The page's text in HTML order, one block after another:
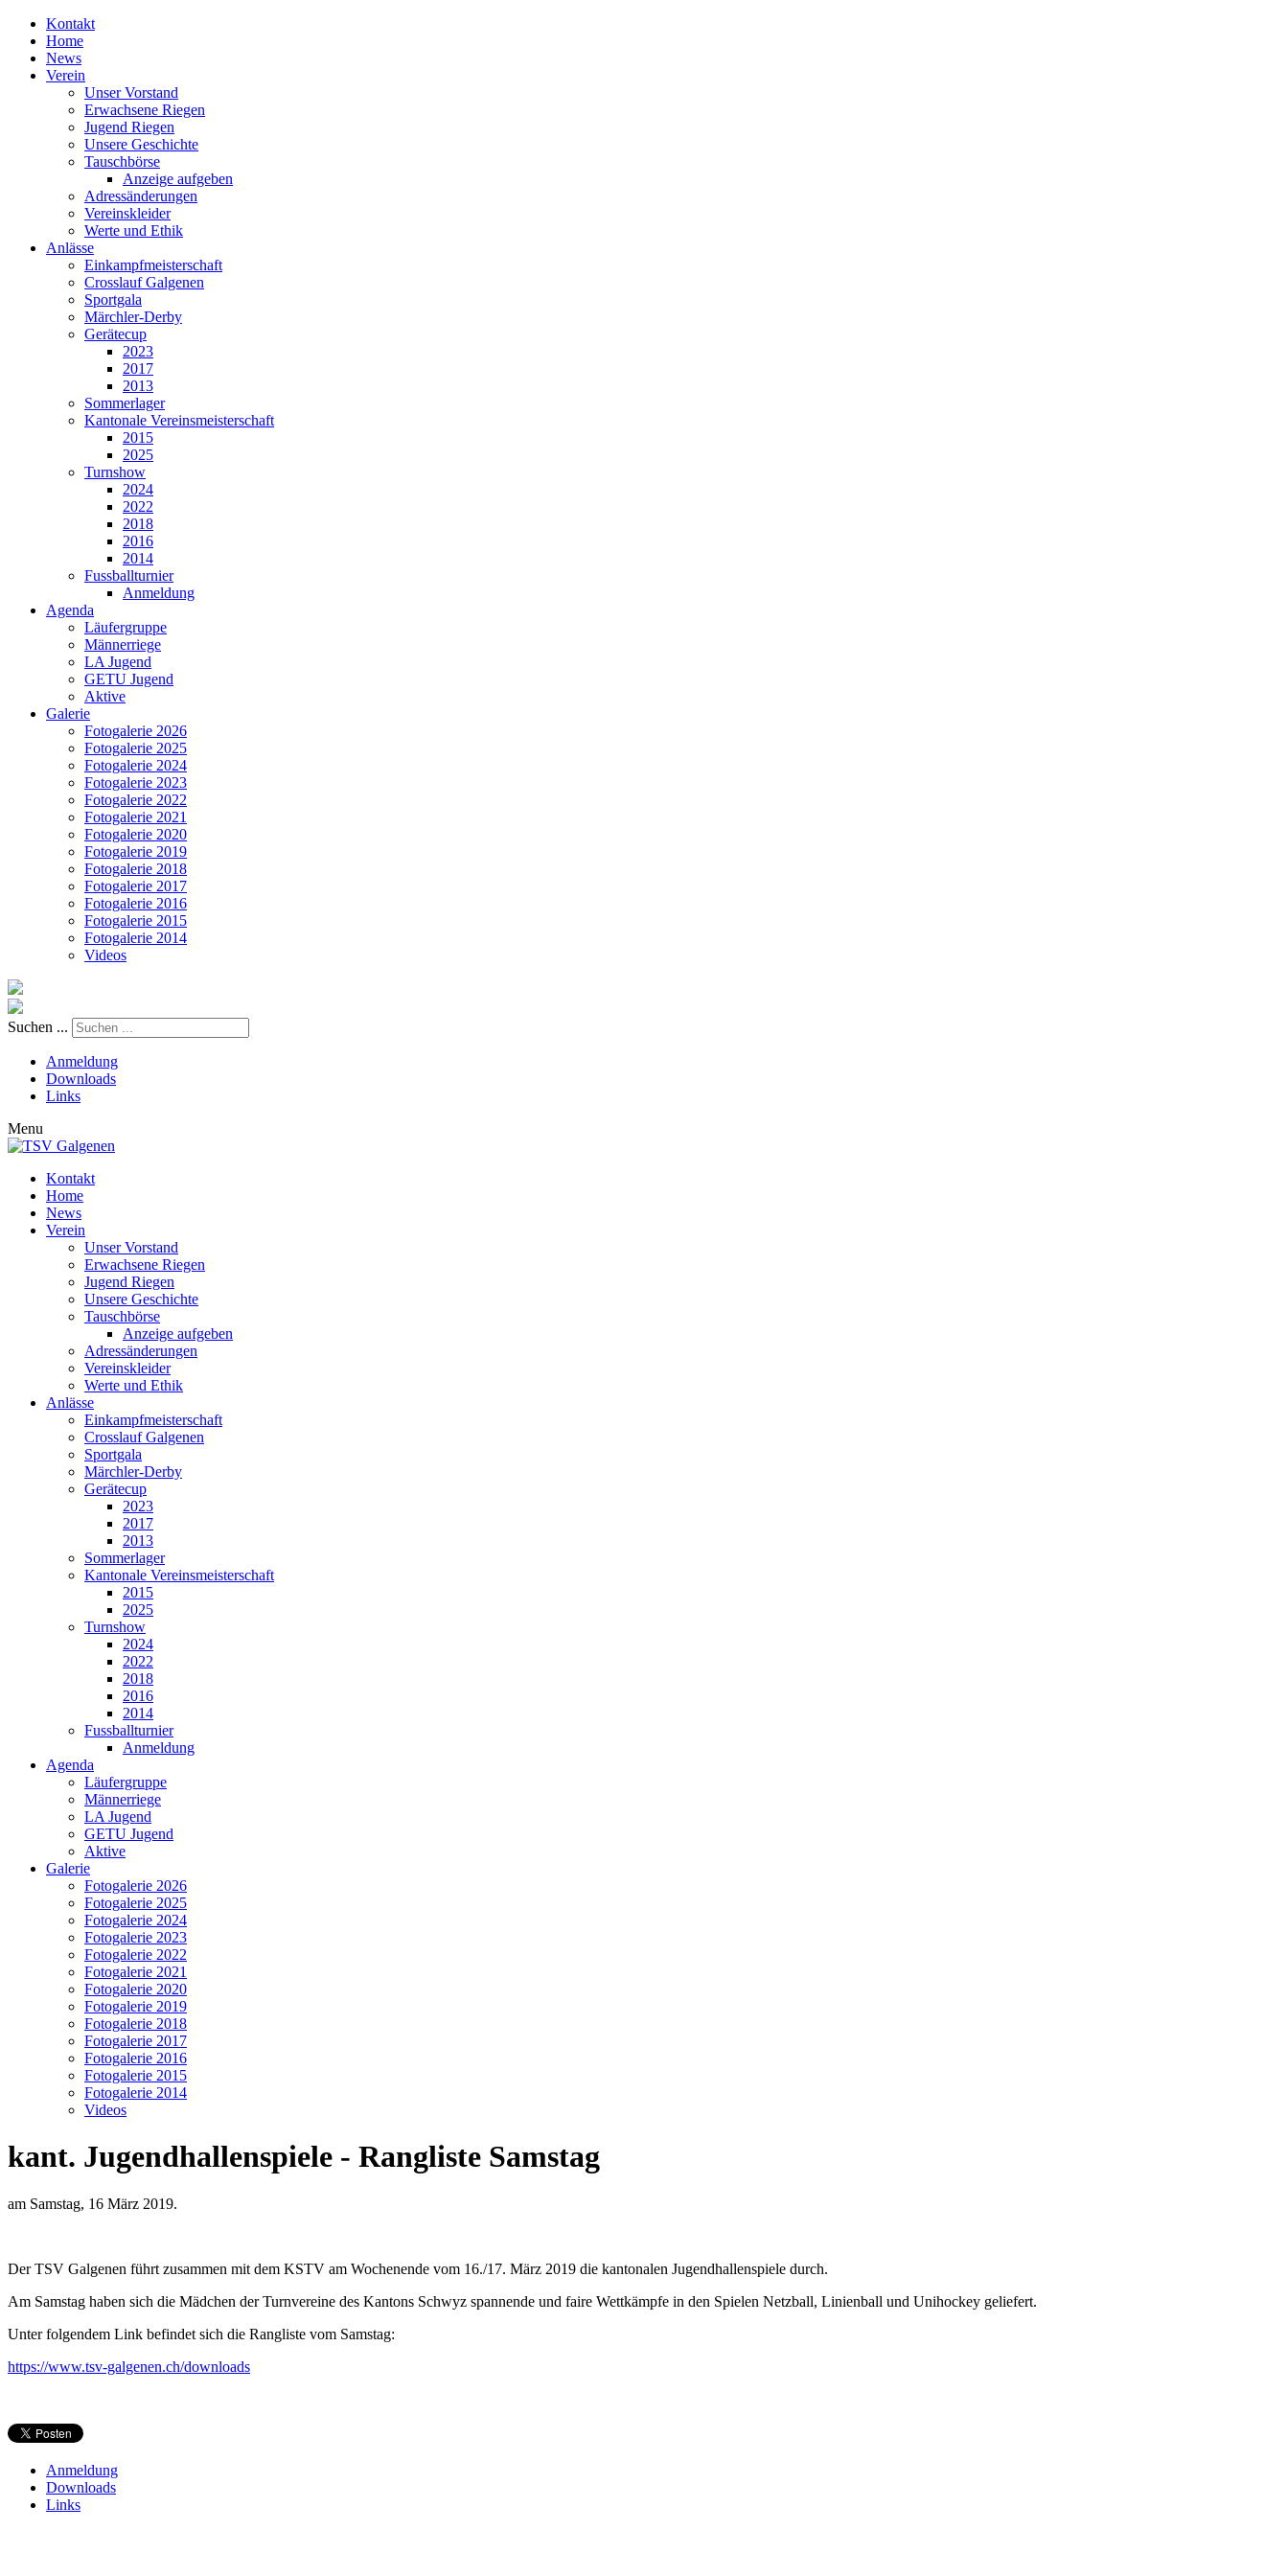
Kontakt
Home
News
Verein
Unser Vorstand
Erwachsene Riegen
Jugend Riegen
Unsere Geschichte
Tauschbörse
Anzeige aufgeben
Adressänderungen
Vereinskleider
Werte und Ethik
Anlässe
Einkampfmeisterschaft
Crosslauf Galgenen
Sportgala
Märchler-Derby
Gerätecup
2023
2017
2013
Sommerlager
Kantonale Vereinsmeisterschaft
2015
2025
Turnshow
2024
2022
2018
2016
2014
Fussballturnier
Anmeldung
Agenda
Läufergruppe
Männerriege
LA Jugend
GETU Jugend
Aktive
Galerie
Fotogalerie 2026
Fotogalerie 2025
Fotogalerie 2024
Fotogalerie 2023
Fotogalerie 2022
Fotogalerie 2021
Fotogalerie 2020
Fotogalerie 2019
Fotogalerie 2018
Fotogalerie 2017
Fotogalerie 2016
Fotogalerie 2015
Fotogalerie 2014
Videos
Suchen ...
Anmeldung
Downloads
Links
Menu
Kontakt
Home
News
Verein
Unser Vorstand
Erwachsene Riegen
Jugend Riegen
Unsere Geschichte
Tauschbörse
Anzeige aufgeben
Adressänderungen
Vereinskleider
Werte und Ethik
Anlässe
Einkampfmeisterschaft
Crosslauf Galgenen
Sportgala
Märchler-Derby
Gerätecup
2023
2017
2013
Sommerlager
Kantonale Vereinsmeisterschaft
2015
2025
Turnshow
2024
2022
2018
2016
2014
Fussballturnier
Anmeldung
Agenda
Läufergruppe
Männerriege
LA Jugend
GETU Jugend
Aktive
Galerie
Fotogalerie 2026
Fotogalerie 2025
Fotogalerie 2024
Fotogalerie 2023
Fotogalerie 2022
Fotogalerie 2021
Fotogalerie 2020
Fotogalerie 2019
Fotogalerie 2018
Fotogalerie 2017
Fotogalerie 2016
Fotogalerie 2015
Fotogalerie 2014
Videos
kant. Jugendhallenspiele - Rangliste Samstag
am Samstag, 16 März 2019.
Der TSV Galgenen führt zusammen mit dem KSTV am Wochenende vom 16./17. März 2019 die kantonalen Jugendhallenspiele durch.
Am Samstag haben sich die Mädchen der Turnvereine des Kantons Schwyz spannende und faire Wettkämpfe in den Spielen Netzball, Linienball und Unihockey geliefert.
Unter folgendem Link befindet sich die Rangliste vom Samstag:
https://www.tsv-galgenen.ch/downloads
Anmeldung
Downloads
Links